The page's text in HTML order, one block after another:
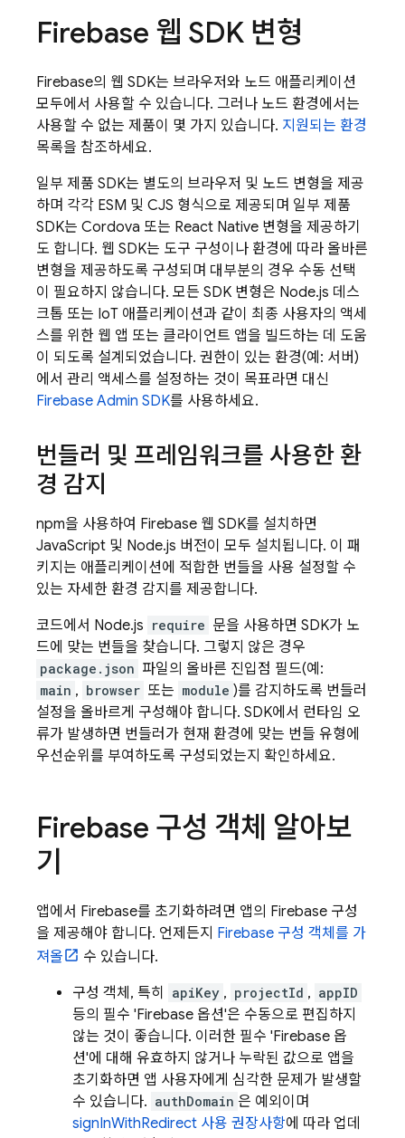
Firebase 웹 SDK 변형
Firebase의 웹 SDK는 브라우저와 노드 애플리케이션
모두에서 사용할 수 있습니다. 그러나 노드 환경에서는
사용할 수 없는 제품이 몇 가지 있습니다. 지원되는 환경
목록을 참조하세요.
일부 제품 SDK는 별도의 브라우저 및 노드 변형을 제공
하며 각각 ESM 및 CJS 형식으로 제공되며 일부 제품
SDK는 Cordova 또는 React Native 변형을 제공하기
도 합니다. 웹 SDK는 도구 구성이나 환경에 따라 올바른
변형을 제공하도록 구성되며 대부분의 경우 수동 선택
이 필요하지 않습니다. 모든 SDK 변형은 Node.js 데스
크톱 또는 IoT 애플리케이션과 같이 최종 사용자의 액세
스를 위한 웹 앱 또는 클라이언트 앱을 빌드하는 데 도움
이 되도록 설계되었습니다. 권한이 있는 환경(예: 서버)
에서 관리 액세스를 설정하는 것이 목표라면 대신
Firebase Admin SDK를 사용하세요.
번들러 및 프레임워크를 사용한 환
경 감지
npm을 사용하여 Firebase 웹 SDK를 설치하면
JavaScript 및 Node.js 버전이 모두 설치됩니다. 이 패
키지는 애플리케이션에 적합한 번들을 사용 설정할 수
있는 자세한 환경 감지를 제공합니다.
코드에서 Node.js require 문을 사용하면 SDK가 노
드에 맞는 번들을 찾습니다. 그렇지 않은 경우
package.json 파일의 올바른 진입점 필드(예:
main , browser 또는 module )를 감지하도록 번들러
설정을 올바르게 구성해야 합니다. SDK에서 런타임 오
류가 발생하면 번들러가 현재 환경에 맞는 번들 유형에
우선순위를 부여하도록 구성되었는지 확인하세요.
Firebase 구성 객체 알아보
기
앱에서 Firebase를 초기화하려면 앱의 Firebase 구성
을 제공해야 합니다. 언제든지 Firebase 구성 객체를 가
져올
수 있습니다.
구성 객체, 특히
apiKey , projectId , appID
등의 필수 'Firebase 옵션'은 수동으로 편집하지
않는 것이 좋습니다. 이러한 필수 'Firebase 옵
션'에 대해 유효하지 않거나 누락된 값으로 앱을
초기화하면 앱 사용자에게 심각한 문제가 발생할
수 있습니다. authDomain 은 예외이며
signInWithRedirect 사용 권장사항에 따라 업데